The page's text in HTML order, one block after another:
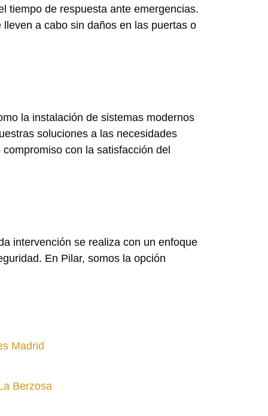
tiempo de respuesta ante emergencias.
a cabo sin daños en las puertas o
la instalación de sistemas modernos
soluciones a las necesidades
con la satisfacción del
intervención se realiza con un enfoque
En Pilar, somos la opción
Madrid
Berzosa